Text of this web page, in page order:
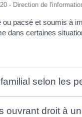
- Direction de
ou pacsé et soumis à
dans certaines
selon les
ouvrant droit à